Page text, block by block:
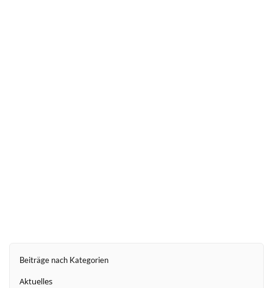
Beiträge nach Kategorien
Aktuelles